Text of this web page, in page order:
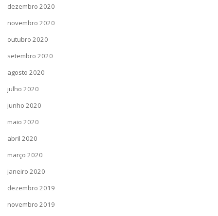
dezembro 2020
novembro 2020
outubro 2020
setembro 2020
agosto 2020
julho 2020
junho 2020
maio 2020
abril 2020
março 2020
janeiro 2020
dezembro 2019
novembro 2019